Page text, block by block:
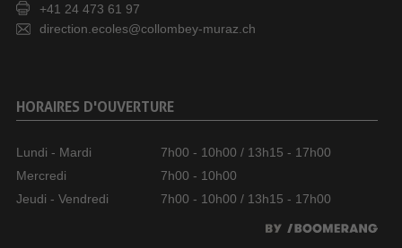
+41 24 473 61 97
direction.ecoles@collombey-muraz.ch
HORAIRES D'OUVERTURE
Lundi - Mardi
7h00 - 10h00 / 13h15 - 17h00
Mercredi
7h00 - 10h00
Jeudi - Vendredi
7h00 - 10h00 / 13h15 - 17h00